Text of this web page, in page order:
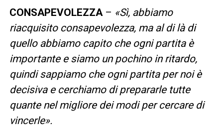
CONSAPEVOLEZZA – «Sì, abbiamo
riacquisito consapevolezza, ma al di là di
quello abbiamo capito che ogni partita è
importante e siamo un pochino in ritardo,
quindi sappiamo che ogni partita per noi è
decisiva e cerchiamo di prepararle tutte
quante nel migliore dei modi per cercare di
vincerle».